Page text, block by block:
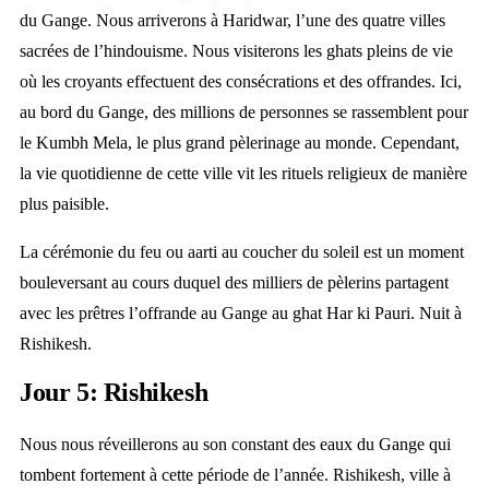
du Gange. Nous arriverons à Haridwar, l’une des quatre villes
sacrées de l’hindouisme. Nous visiterons les ghats pleins de vie
où les croyants effectuent des consécrations et des offrandes. Ici,
au bord du Gange, des millions de personnes se rassemblent pour
le Kumbh Mela, le plus grand pèlerinage au monde. Cependant,
la vie quotidienne de cette ville vit les rituels religieux de manière
plus paisible.
La cérémonie du feu ou aarti au coucher du soleil est un moment
bouleversant au cours duquel des milliers de pèlerins partagent
avec les prêtres l’offrande au Gange au ghat Har ki Pauri. Nuit à
Rishikesh.
Jour 5: Rishikesh
Nous nous réveillerons au son constant des eaux du Gange qui
tombent fortement à cette période de l’année. Rishikesh, ville à